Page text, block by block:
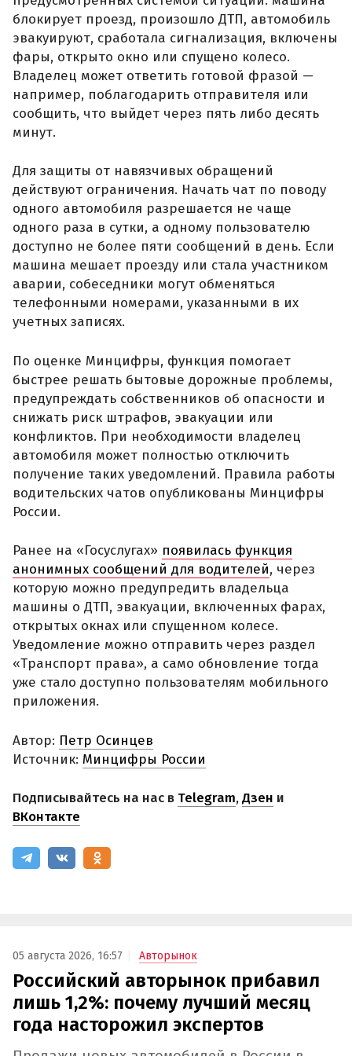
блокирует проезд, произошло ДТП, автомобиль
эвакуируют, сработала сигнализация, включены
фары, открыто окно или спущено колесо.
Владелец может ответить готовой фразой —
например, поблагодарить отправителя или
сообщить, что выйдет через пять либо десять
минут.
Для защиты от навязчивых обращений
действуют ограничения. Начать чат по поводу
одного автомобиля разрешается не чаще
одного раза в сутки, а одному пользователю
доступно не более пяти сообщений в день. Если
машина мешает проезду или стала участником
аварии, собеседники могут обменяться
телефонными номерами, указанными в их
учетных записях.
По оценке Минцифры, функция помогает
быстрее решать бытовые дорожные проблемы,
предупреждать собственников об опасности и
снижать риск штрафов, эвакуации или
конфликтов. При необходимости владелец
автомобиля может полностью отключить
получение таких уведомлений. Правила работы
водительских чатов опубликованы Минцифры
России.
Ранее на «Госуслугах» появилась функция
анонимных сообщений для водителей, через
которую можно предупредить владельца
машины о ДТП, эвакуации, включенных фарах,
открытых окнах или спущенном колесе.
Уведомление можно отправить через раздел
«Транспорт права», а само обновление тогда
уже стало доступно пользователям мобильного
приложения.
Автор: Петр Осинцев
Источник: Минцифры России
Подписывайтесь на нас в Telegram,Дзен и
ВКонтакте
05 августа 2026, 16:57 Авторынок
Российский авторынок прибавил
лишь 1,2%: почему лучший месяц
года насторожил экспертов